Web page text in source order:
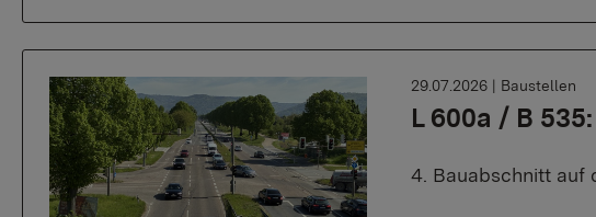
L 600a / B
29.07.2026 | Baustellen
4. Bauabschnitt auf